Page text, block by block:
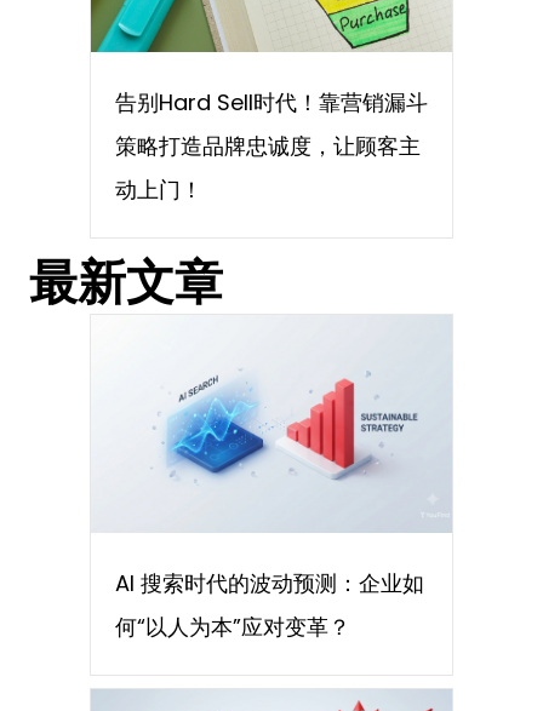
告别Hard Sell时代！靠营销漏斗
策略打造品牌忠诚度，让顾客主
动上门！
最新文章
AI 搜索时代的波动预测：企业如
何“以人为本”应对变革？